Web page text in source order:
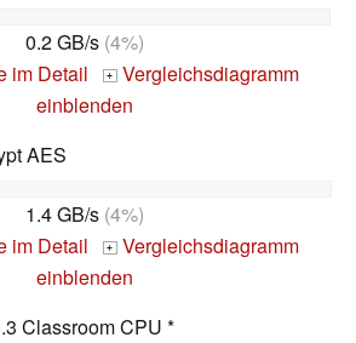
0.2 GB/s (4%)
im Detail + Vergleichsdiagramm
einblenden
AES
1.4 GB/s (4%)
im Detail + Vergleichsdiagramm
einblenden
Classroom CPU *